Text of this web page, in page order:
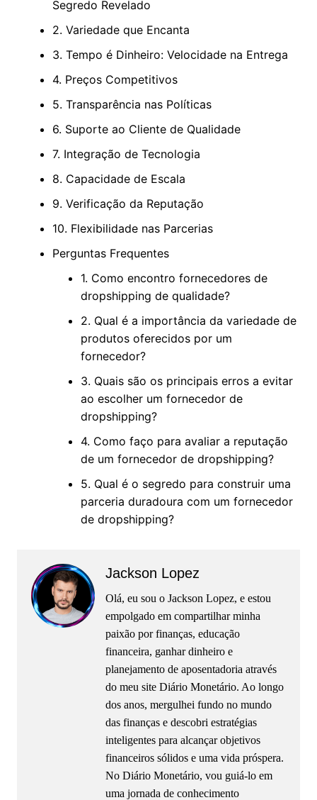
Segredo Revelado
2. Variedade que Encanta
3. Tempo é Dinheiro: Velocidade na Entrega
4. Preços Competitivos
5. Transparência nas Políticas
6. Suporte ao Cliente de Qualidade
7. Integração de Tecnologia
8. Capacidade de Escala
9. Verificação da Reputação
10. Flexibilidade nas Parcerias
Perguntas Frequentes
1. Como encontro fornecedores de
dropshipping de qualidade?
2. Qual é a importância da variedade de
produtos oferecidos por um
fornecedor?
3. Quais são os principais erros a evitar
ao escolher um fornecedor de
dropshipping?
4. Como faço para avaliar a reputação
de um fornecedor de dropshipping?
5. Qual é o segredo para construir uma
parceria duradoura com um fornecedor
de dropshipping?
Jackson Lopez
Olá, eu sou o Jackson Lopez, e estou
empolgado em compartilhar minha
paixão por finanças, educação
financeira, ganhar dinheiro e
planejamento de aposentadoria através
do meu site Diário Monetário. Ao longo
dos anos, mergulhei fundo no mundo
das finanças e descobri estratégias
inteligentes para alcançar objetivos
financeiros sólidos e uma vida próspera.
No Diário Monetário, vou guiá-lo em
uma jornada de conhecimento